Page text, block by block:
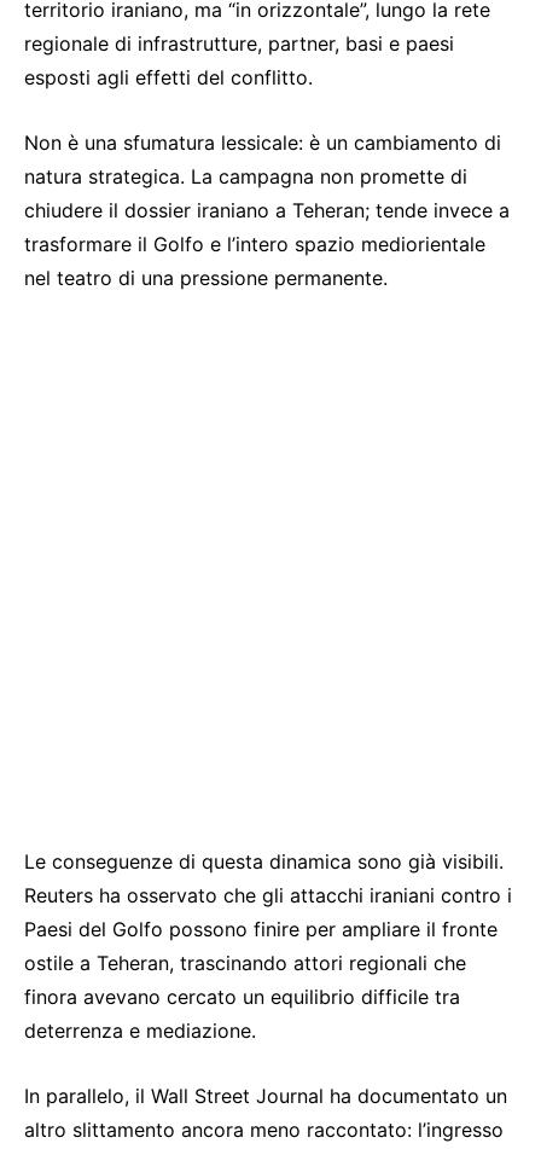
territorio iraniano, ma “in orizzontale”, lungo la rete
regionale di infrastrutture, partner, basi e paesi
esposti agli effetti del conflitto.
Non è una sfumatura lessicale: è un cambiamento di
natura strategica. La campagna non promette di
chiudere il dossier iraniano a Teheran; tende invece a
trasformare il Golfo e l’intero spazio mediorientale
nel teatro di una pressione permanente.
Le conseguenze di questa dinamica sono già visibili.
Reuters ha osservato che gli attacchi iraniani contro i
Paesi del Golfo possono finire per ampliare il fronte
ostile a Teheran, trascinando attori regionali che
finora avevano cercato un equilibrio difficile tra
deterrenza e mediazione.
In parallelo, il Wall Street Journal ha documentato un
altro slittamento ancora meno raccontato: l’ingresso